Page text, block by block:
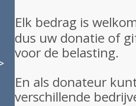
Elk bedrag is
dus uw donatie of
voor de belasting.
En als donateur
verschillende